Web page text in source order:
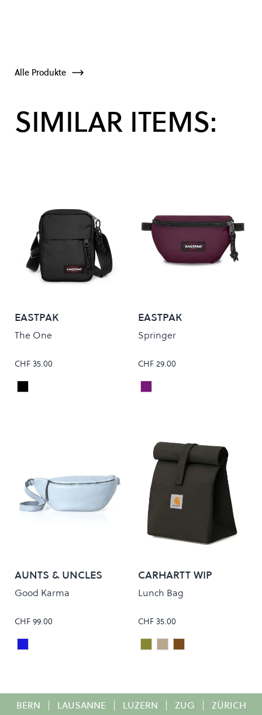
Alle Produkte
SIMILAR ITEMS:
EASTPAK
The One
CHF 35.00
Colour
Black
EASTPAK
Springer
CHF 29.00
Colour
PLUM PURPLE
AUNTS & UNCLES
Good Karma
CHF 99.00
Colour
SKYWAY
CARHARTT WIP
Lunch Bag
CHF 35.00
Colour
OliveNaturalHamilton Brown
BERN | LAUSANNE | LUZERN | ZUG | ZÜRICH